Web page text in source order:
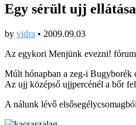
Egy sérült ujj ellátása
by vidra • 2009.09.03
Az egykori Menjünk evezni!
Múlt hónapban a zeg-i Bugyborék
Az ujj középső ujjpercénél a bőr
A nálunk lévő